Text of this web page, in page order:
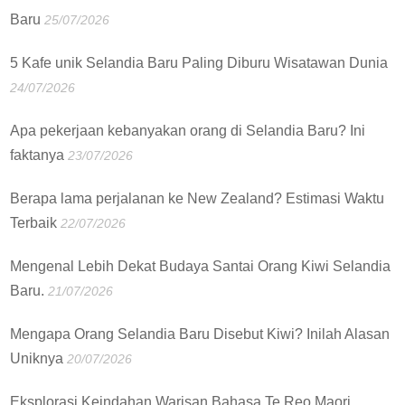
Baru 25/07/2026
5 Kafe unik Selandia Baru Paling Diburu Wisatawan Dunia
24/07/2026
Apa pekerjaan kebanyakan orang di Selandia Baru? Ini
faktanya 23/07/2026
Berapa lama perjalanan ke New Zealand? Estimasi Waktu
Terbaik 22/07/2026
Mengenal Lebih Dekat Budaya Santai Orang Kiwi Selandia
Baru. 21/07/2026
Mengapa Orang Selandia Baru Disebut Kiwi? Inilah Alasan
Uniknya 20/07/2026